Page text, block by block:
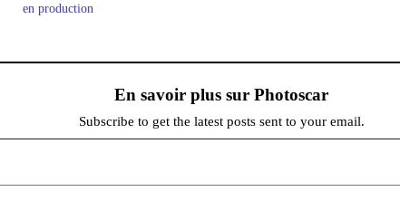
en production
En savoir plus sur Photoscar
Subscribe to get the latest posts sent to your email.